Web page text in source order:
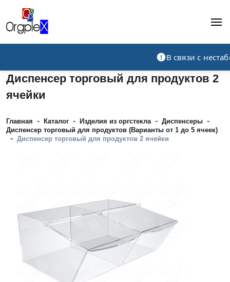
В связи с
Диспенсер торговый для продуктов 2
ячейки
Главная - Каталог - Изделия из оргстекла - Диспенсеры -
Диспенсер торговый для продуктов (Варианты от 1 до 5 ячеек)
- Диспенсер торговый для продуктов 2 ячейки